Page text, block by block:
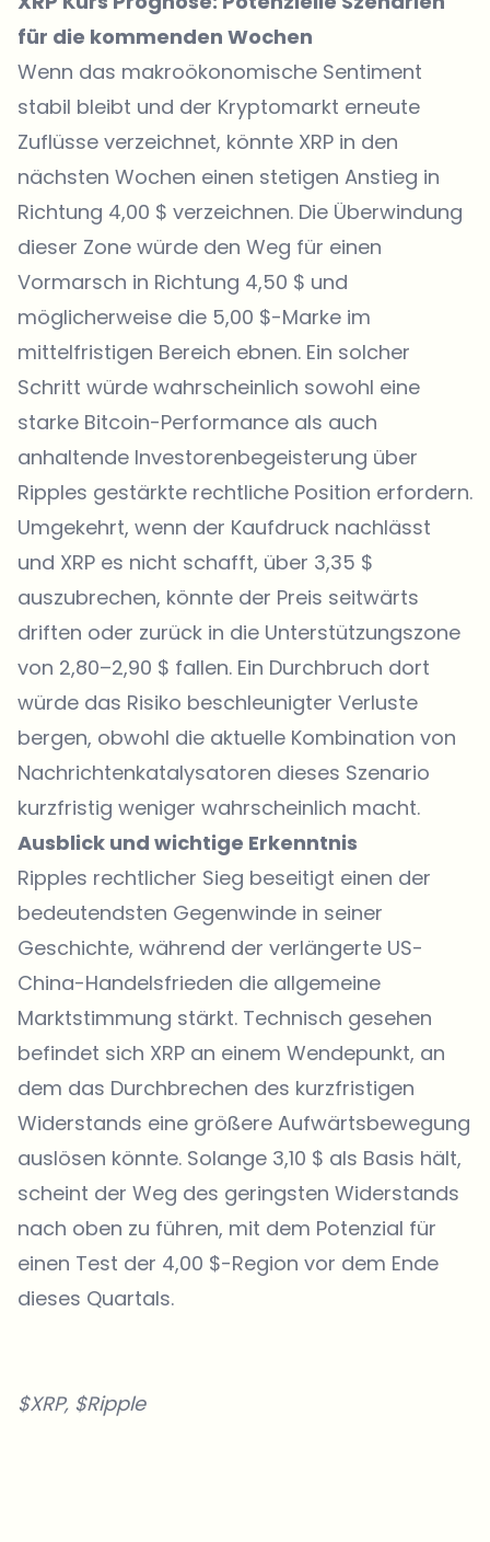
für die kommenden Wochen
Wenn das makroökonomische Sentiment
stabil bleibt und der Kryptomarkt erneute
Zuflüsse verzeichnet, könnte XRP in den
nächsten Wochen einen stetigen Anstieg in
Richtung 4,00 $ verzeichnen. Die Überwindung
dieser Zone würde den Weg für einen
Vormarsch in Richtung 4,50 $ und
möglicherweise die 5,00 $-Marke im
mittelfristigen Bereich ebnen. Ein solcher
Schritt würde wahrscheinlich sowohl eine
starke Bitcoin-Performance als auch
anhaltende Investorenbegeisterung über
Ripples gestärkte rechtliche Position erfordern.
Umgekehrt, wenn der Kaufdruck nachlässt
und XRP es nicht schafft, über 3,35 $
auszubrechen, könnte der Preis seitwärts
driften oder zurück in die Unterstützungszone
von 2,80–2,90 $ fallen. Ein Durchbruch dort
würde das Risiko beschleunigter Verluste
bergen, obwohl die aktuelle Kombination von
Nachrichtenkatalysatoren dieses Szenario
kurzfristig weniger wahrscheinlich macht.
Ausblick und wichtige Erkenntnis
Ripples rechtlicher Sieg beseitigt einen der
bedeutendsten Gegenwinde in seiner
Geschichte, während der verlängerte US-
China-Handelsfrieden die allgemeine
Marktstimmung stärkt. Technisch gesehen
befindet sich XRP an einem Wendepunkt, an
dem das Durchbrechen des kurzfristigen
Widerstands eine größere Aufwärtsbewegung
auslösen könnte. Solange 3,10 $ als Basis hält,
scheint der Weg des geringsten Widerstands
nach oben zu führen, mit dem Potenzial für
einen Test der 4,00 $-Region vor dem Ende
dieses Quartals.
$XRP, $Ripple